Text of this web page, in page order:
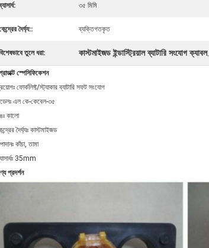
৩৫ মিমি
দৈর্ঘ্য:: ব্যক্তিগতকৃত
তুলে ধরা: কাস্টমাইজড ইন্ডাস্ট্রিয়াল ব্যাটারি সংযোগ ক্যাবল,
স্পেসিফিকেশন
ফোর্কলিফ্ট/স্ট্যাকার ব্যাটারি সফট সংযোগ
এল কে-কেবেল-৩৫
কালো
দৈর্ঘ্যঃ কাস্টমাইজড
কাঁচা, তামা
35mm
প্রদর্শন